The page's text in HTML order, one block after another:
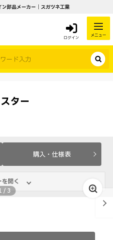
部品メーカー｜スガツネ工業
ログイン メニュー
ター
購入・仕様表
開く
/3